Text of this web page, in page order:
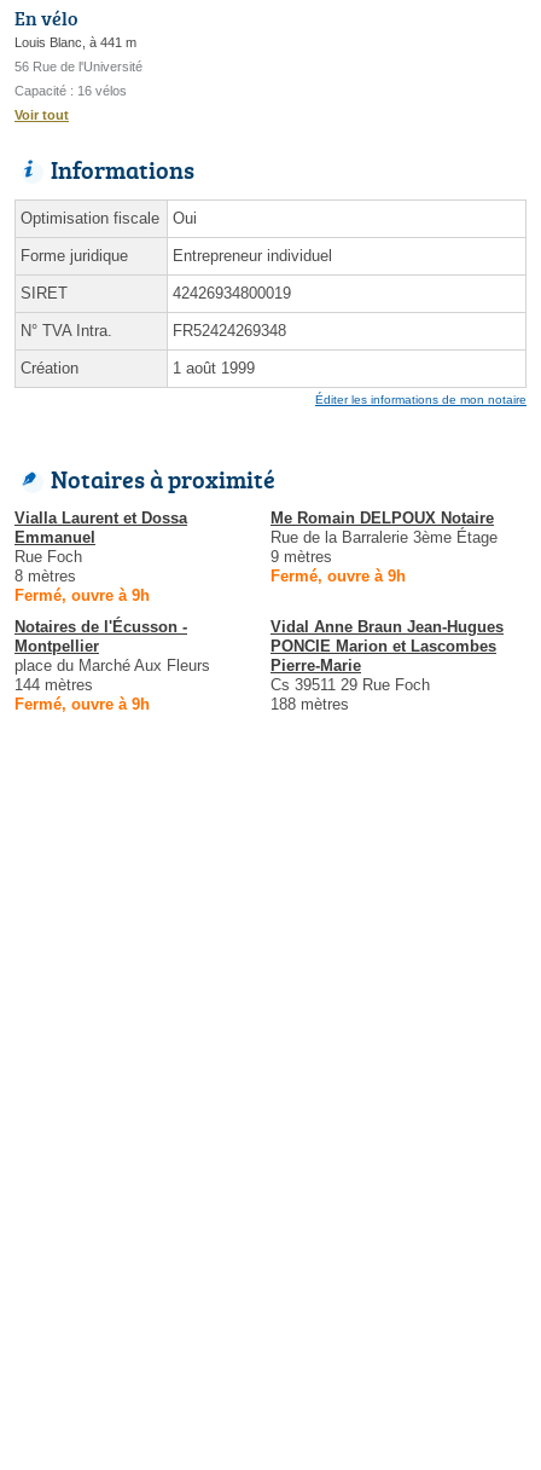
En vélo
Louis Blanc, à 441 m
56 Rue de l'Université
Capacité : 16 vélos
Voir tout
Informations
Optimisation fiscale Oui
Forme juridique Entrepreneur individuel
SIRET 42426934800019
N° TVA Intra. FR52424269348
Création 1 août 1999
Éditer les informations de mon notaire
Notaires à proximité
Vialla Laurent et Dossa
Emmanuel
Rue Foch
8 mètres
Fermé, ouvre à 9h
Me Romain DELPOUX Notaire
Rue de la Barralerie 3ème Étage
9 mètres
Fermé, ouvre à 9h
Notaires de l'Écusson -
Montpellier
place du Marché Aux Fleurs
144 mètres
Fermé, ouvre à 9h
Vidal Anne Braun Jean-Hugues
PONCIE Marion et Lascombes
Pierre-Marie
Cs 39511 29 Rue Foch
188 mètres